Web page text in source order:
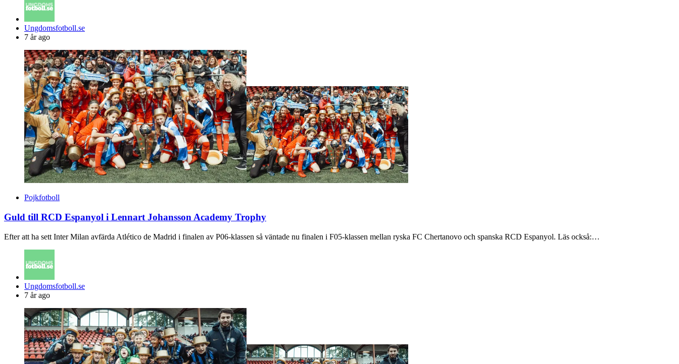
Posted
by
Ungdomsfotboll.se
7 år ago
Pojkfotboll
Guld till RCD Espanyol i Lennart Johansson Academy Trophy
Efter att ha sett Inter Milan avfärda Atlético de Madrid i finalen av P06-klassen så väntade nu finalen i F05-klassen mellan ryska FC Chertanovo och spanska RCD Espanyol. Läs också:…
Posted
by
Ungdomsfotboll.se
7 år ago